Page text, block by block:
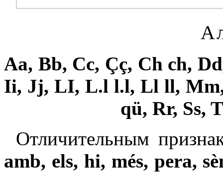
Aa, Bb, Cc, Çç, Ch ch,
Ii, Jj, LI, L.l l.l, Ll ll, Mm,
qü, Rr, Ss,
Отличительным
amb, els, hi, més, pera,